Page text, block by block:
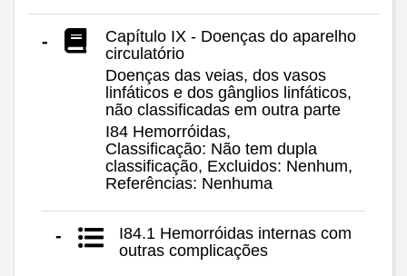
-
Capítulo IX - Doenças do aparelho
circulatório
Doenças das veias, dos vasos
linfáticos e dos gânglios linfáticos,
não classificadas em outra parte
I84 Hemorróidas,
Classificação: Não tem dupla
classificação, Excluidos: Nenhum,
Referências: Nenhuma
-
I84.1 Hemorróidas internas com
outras complicações